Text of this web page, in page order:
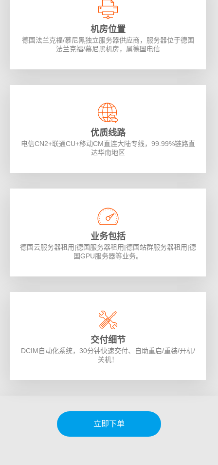
机房位置
德国法兰克福/慕尼黑独立服务器供应商，服务器位于德国
法兰克福/慕尼黑机房，属德国电信
优质线路
电信CN2+联通CU+移动CM直连大陆专线，99.99%链路直
达华南地区
业务包括
德国云服务器租用|德国服务器租用|德国站群服务器租用|德
国GPU服务器等业务。
交付细节
DCIM自动化系统，30分钟快速交付、自助重启/重装/开机/
关机！
立即下单